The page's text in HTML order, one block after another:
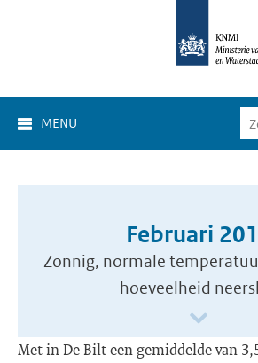
MENU
Februari
Zonnig, normale
hoeveelheid
Met in De Bilt een gemiddelde van